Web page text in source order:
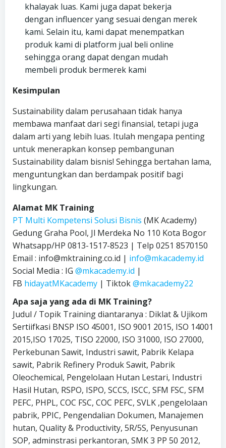
khalayak luas. Kami juga dapat bekerja
dengan influencer yang sesuai dengan merek
kami. Selain itu, kami dapat menempatkan
produk kami di platform jual beli online
sehingga orang dapat dengan mudah
membeli produk bermerek kami
Kesimpulan
Sustainability dalam perusahaan tidak hanya
membawa manfaat dari segi finansial, tetapi juga
dalam arti yang lebih luas. Itulah mengapa penting
untuk menerapkan konsep pembangunan
Sustainability dalam bisnis! Sehingga bertahan lama,
menguntungkan dan berdampak positif bagi
lingkungan.
Alamat MK Training
PT Multi Kompetensi Solusi Bisnis (MK Academy)
Gedung Graha Pool, Jl Merdeka No 110 Kota Bogor
Whatsapp/HP 0813-1517-8523 | Telp 0251 8570150
Email : info@mktraining.co.id | info@mkacademy.id
Social Media : IG @mkacademy.id |
FB hidayatMKacademy | Tiktok@mkacademy22
Apa saja yang ada di MK Training?
Judul / Topik Training diantaranya : Diklat & Ujikom
Sertiifkasi BNSP ISO 45001, ISO 9001 2015, ISO 14001
2015,ISO 17025, TISO 22000, ISO 31000, ISO 27000,
Perkebunan Sawit, Industri sawit, Pabrik Kelapa
sawit, Pabrik Refinery Produk Sawit, Pabrik
Oleochemical, Pengelolaan Hutan Lestari, Industri
Hasil Hutan, RSPO, ISPO, SCCS, ISCC, SFM FSC, SFM
PEFC, PHPL, COC FSC, COC PEFC, SVLK ,pengelolaan
pabrik, PPIC, Pengendalian Dokumen, Manajemen
hutan, Quality & Productivity, 5R/5S, Penyusunan
SOP, adminstrasi perkantoran, SMK 3 PP 50 2012,